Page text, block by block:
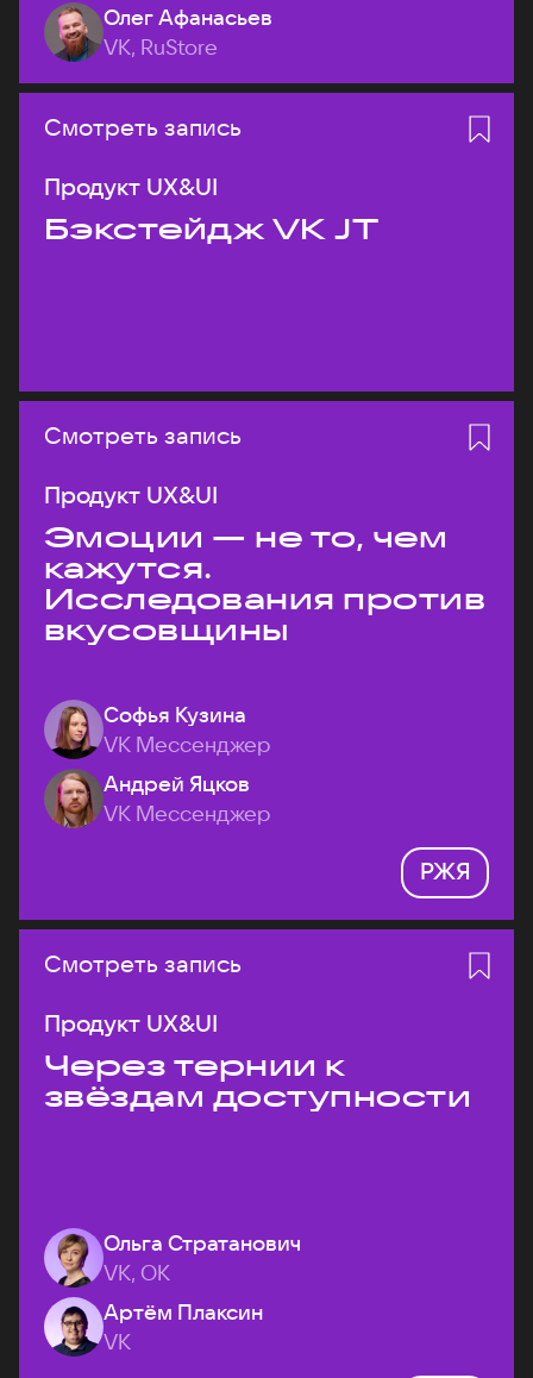
Олег Афанасьев
VK, RuStore
Смотреть запись
Продукт UX&UI
Бэкстейдж VK JT
Смотреть запись
Продукт UX&UI
Эмоции — не то, чем
кажутся.
Исследования против
вкусовщины
Софья Кузина
VK Мессенджер
Андрей Яцков
VK Мессенджер
РЖЯ
Смотреть запись
Продукт UX&UI
Через тернии к
звёздам доступности
Ольга Стратанович
VK, ОК
Артём Плаксин
VK